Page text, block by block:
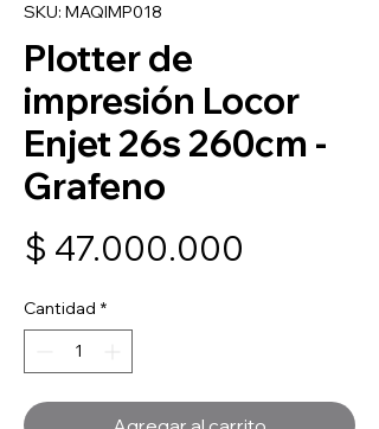
SKU: MAQIMP018
Plotter de
impresión Locor
Enjet 26s 260cm -
Grafeno
$ 47.000.000
Cantidad *